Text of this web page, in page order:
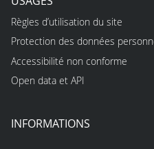
Règles d’utilisation du site
Protection des données
Accessibilité non conforme
Open data et API
INFORMATIONS